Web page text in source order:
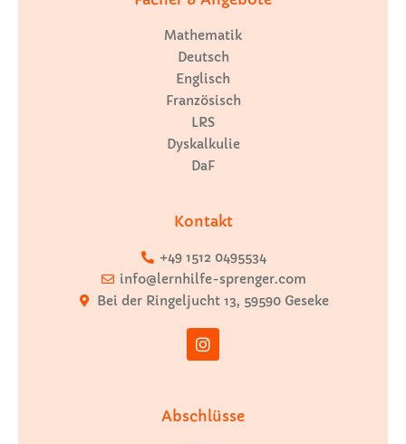
Mathematik
Deutsch
Englisch
Französisch
LRS
Dyskalkulie
DaF
Kontakt
+49 1512 0495534
info@lernhilfe-sprenger.com
Bei der Ringeljucht 13, 59590 Geseke
Abschlüsse